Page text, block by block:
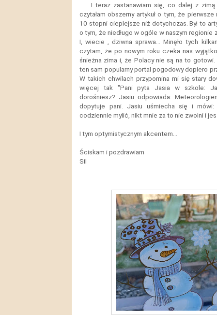
I teraz zastanawiam się, co dalej z
czytałam obszerny artykuł o tym, że
10 stopni cieplejsze niż dotychczas. Był to
o tym, że niedługo w ogóle w naszym regionie
I, wiecie , dziwna sprawa... Minęło tych
czytam, że po nowym roku czeka nas
śnieżna zima i, że Polacy nie są na to
ten sam popularny portal pogodowy dopiero
W takich chwilach przypomina mi się stary
więcej tak "Pani pyta Jasia w szkole:
dorośniesz? Jasiu odpowiada:
dopytuje pani. Jasiu uśmiecha się i
codziennie mylić, nikt mnie za to nie zwolni i
I tym optymistycznym akcentem...
Ściskam i pozdrawiam
Sil